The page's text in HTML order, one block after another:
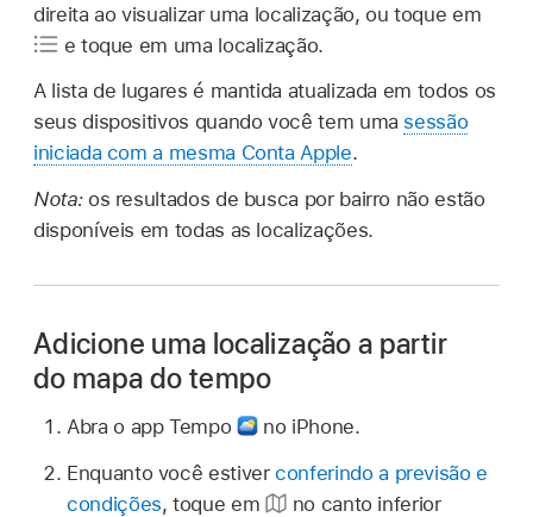
direita ao visualizar uma localização, ou toque em
e toque em uma localização.
A lista de lugares é mantida atualizada em todos os
seus dispositivos quando você tem uma sessão
iniciada com a mesma Conta Apple.
Nota: os resultados de busca por bairro não estão
disponíveis em todas as localizações.
Adicione uma localização a partir
do mapa do tempo
Abra o app Tempo
no iPhone.
Enquanto você estiverconferindo a previsão e
condições, toque em
no canto inferior